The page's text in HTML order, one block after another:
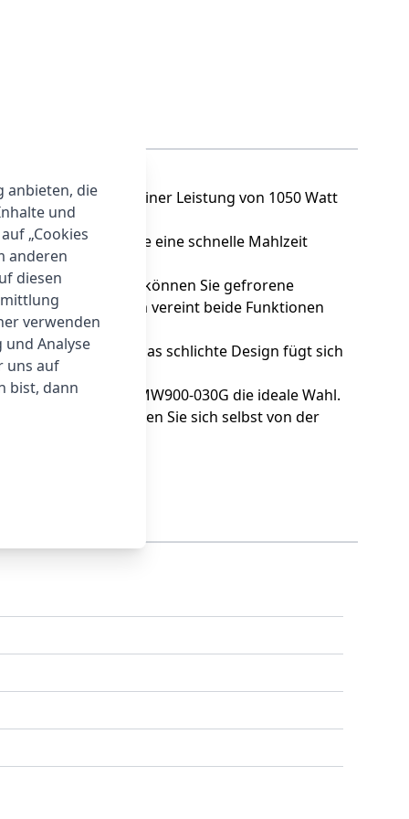
erleichtert. Mit einer Leistung von 1050 Watt
zu garen. Ob Sie eine schnelle Mahlzeit
Auftauprogramm können Sie gefrorene
Kombiprogramm vereint beide Funktionen
garantiert. Das schlichte Design fügt sich
ist die Exquisit MW900-030G die ideale Wahl.
Überzeugen Sie sich selbst von der
anbieten, die
und
„Cookies
anderen
diesen
verwenden
und Analyse
uns auf
bist, dann